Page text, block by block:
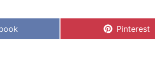
Pinterest